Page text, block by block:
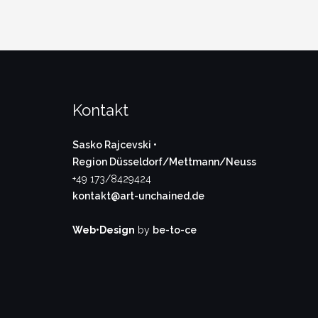
Kontakt
Sasko Rajcevski •
Region Düsseldorf/Mettmann/Neuss
+49 173/8429424
kontakt@art-unchained.de
Web•Design by be-to-ce